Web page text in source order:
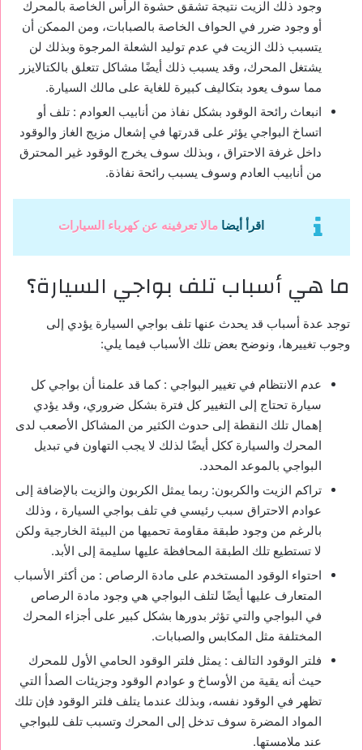
وجود ذلك الزيت نتيجة تشقق حشوة الرأس الخاصة بالمحرك
أو وجود ضرر في الحواف الخاصة بالصبابات، ومن الممكن أن
يتسبب ذلك الزيت في عدم توليد الشعلة المرجوة وبذلك لن
يشتغل المحرك، وقد يسبب ذلك أيضًا مشاكل تتعلق بالكتالايزر
مما سوف يعود بتكاليف كبيرة للغاية على مالك السيارة.
انبعاث رائحة الوقود بشكل نفاذ من أنابيب العوادم : تلف أو
اتساخ البواجي يؤثر على قدرتها في إشعال مزيج الغاز والوقود
داخل غرفة الاحتراق ، وبذلك سوف يخرج الوقود غير المحترق
من أنابيب العادم وسوف يسبب رائحة نفاذة.
اقرأ أيضا مالا تعرفينه عن كهرباء السيارات
ما هي أسباب تلف بواجي السيارة؟
توجد عدة أسباب قد يحدث عنها تلف بواجي السيارة يؤدي إلى
وجوب تغييرها، ونوضح بعض تلك الأسباب فيما يلي:
عدم الانتظام في تغيير البواجي : كما قد علمنا أن بواجي كل
سيارة تحتاج إلى التغيير كل فترة بشكل ضروري، وقد يؤدي
إهمال تلك النقطة إلى حدوث الكثير من المشاكل الأصعب لدى
المحرك والسيارة ككل أيضًا لذلك لا يجب التهاون في تبديل
البواجي بالموعد المحدد.
تراكم الزيت والكربون: ربما يمثل الكربون والزيت بالإضافة إلى
عوادم الاحتراق سبب رئيسي في تلف بواجي السيارة ، وذلك
بالرغم من وجود طبقة مقاومة تحميها من البيئة الخارجية ولكن
لا تستطيع تلك الطبقة المحافظة عليها سليمة إلى الأبد.
احتواء الوقود المستخدم على مادة الرصاص : من أكثر الأسباب
المتعارف عليها أيضًا لتلف البواجي هي وجود مادة الرصاص
في البواجي والتي تؤثر بدورها بشكل كبير على أجزاء المحرك
المختلفة مثل المكابس والصبابات.
فلتر الوقود التالف : يمثل فلتر الوقود الحامي الأول للمحرك
حيث أنه يقية من الأوساخ و عوادم الوقود وجزيئات الصدأ التي
تظهر في الوقود نفسه، وبذلك عندما يتلف فلتر الوقود فإن تلك
المواد المضرة سوف تدخل إلى المحرك وتسبب تلف للبواجي
عند ملامستها.